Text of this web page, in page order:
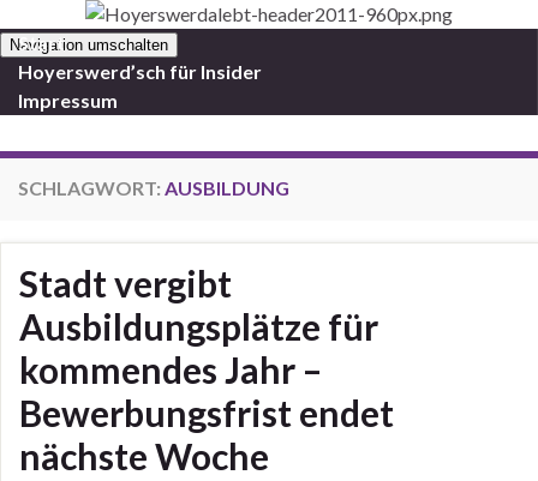
Navigation umschalten
Start
Hoyerswerd’sch für Insider
Impressum
SCHLAGWORT: AUSBILDUNG
Stadt vergibt
Ausbildungsplätze für
kommendes Jahr –
Bewerbungsfrist endet
nächste Woche